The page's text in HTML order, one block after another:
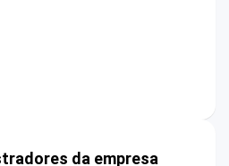
da empresa